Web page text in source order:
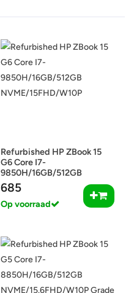
Refurbished HP ZBook 15
G6 Core I7-
9850H/16GB/512GB
NVME/15FHD/W10P
685
Op voorraad